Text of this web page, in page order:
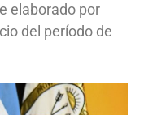
elaborado por
del período de